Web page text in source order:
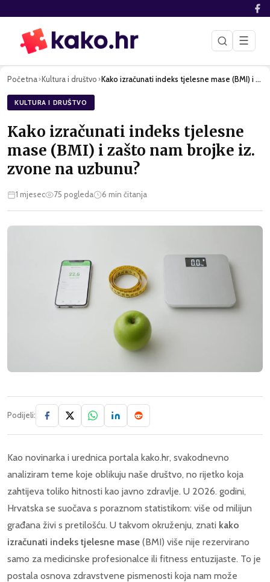
☰
Početna›Kultura i društvo › Kako izračunati indeks tjelesne mase (BMI) i zašto nam brojk…
KULTURA I DRUŠTVO
Kako izračunati indeks tjelesne
mase (BMI) i zašto nam brojke iz.
zvone na uzbunu?
1 mjesec 75 pogleda 6 min čitanja
Podijeli:
Kao novinarka i urednica portala kako.hr, svakodnevno
analiziram teme koje oblikuju naše društvo, no rijetko koja
zahtijeva toliko hitnosti kao javno zdravlje. U 2026. godini,
Hrvatska se suočava s poraznom statistikom: više od milijun
građana živi s pretilošću. U takvom okruženju, znati kako
izračunati indeks tjelesne mase (BMI) više nije rezervirano
samo za medicinske profesionalce ili fitness entuzijaste. To je
postala osnova zdravstvene pismenosti koja nam može